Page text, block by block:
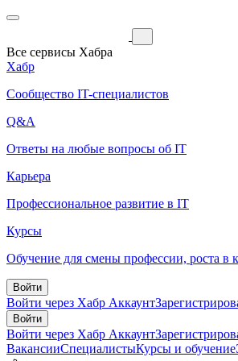
Все сервисы Хабра
Хабр
Сообщество IT-специалистов
Q&A
Ответы на любые вопросы об IT
Карьера
Профессиональное развитие в IT
Курсы
Обучение для смены профессии, роста в
Войти
Войти через Хабр Аккаунт
Войти
Войти через Хабр Аккаунт
ВакансииСпециалистыКурсы и обучение